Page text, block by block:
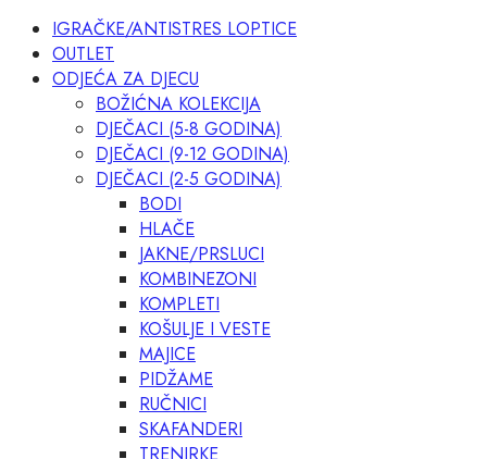
IGRAČKE/ANTISTRES LOPTICE
OUTLET
ODJEĆA ZA DJECU
BOŽIĆNA KOLEKCIJA
DJEČACI (5-8 GODINA)
DJEČACI (9-12 GODINA)
DJEČACI (2-5 GODINA)
BODI
HLAČE
JAKNE/PRSLUCI
KOMBINEZONI
KOMPLETI
KOŠULJE I VESTE
MAJICE
PIDŽAME
RUČNICI
SKAFANDERI